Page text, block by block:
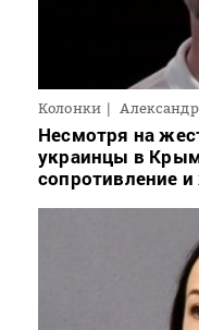
Колонки
Несмотря на
украинцы в
сопротивление